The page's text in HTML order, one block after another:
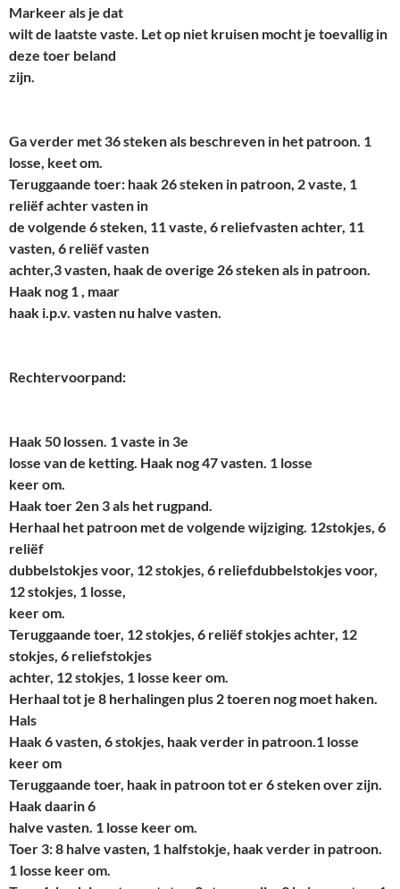
Markeer als je dat
wilt de laatste vaste. Let op niet kruisen mocht je toevallig in
deze toer beland
zijn.
Ga verder met 36 steken als beschreven in het patroon. 1
losse, keet om.
Teruggaande toer: haak 26 steken in patroon, 2 vaste, 1
reliëf achter vasten in
de volgende 6 steken, 11 vaste, 6 reliefvasten achter, 11
vasten, 6 reliëf vasten
achter,3 vasten, haak de overige 26 steken als in patroon.
Haak nog 1 , maar
haak i.p.v. vasten nu halve vasten.
Rechtervoorpand:
Haak 50 lossen. 1 vaste in 3e
losse van de ketting. Haak nog 47 vasten. 1 losse
keer om.
Haak toer 2en 3 als het rugpand.
Herhaal het patroon met de volgende wijziging. 12stokjes, 6
reliëf
dubbelstokjes voor, 12 stokjes, 6 reliefdubbelstokjes voor,
12 stokjes, 1 losse,
keer om.
Teruggaande toer, 12 stokjes, 6 reliëf stokjes achter, 12
stokjes, 6 reliefstokjes
achter, 12 stokjes, 1 losse keer om.
Herhaal tot je 8 herhalingen plus 2 toeren nog moet haken.
Hals
Haak 6 vasten, 6 stokjes, haak verder in patroon.1 losse
keer om
Teruggaande toer, haak in patroon tot er 6 steken over zijn.
Haak daarin 6
halve vasten. 1 losse keer om.
Toer 3: 8 halve vasten, 1 halfstokje, haak verder in patroon.
1 losse keer om.